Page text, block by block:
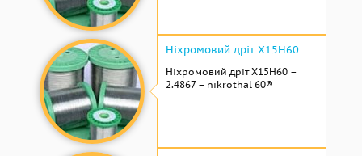
Ніхромовий дріт Х15Н60
Ніхромовий дріт Х15Н60 –
2.4867 – nikrothal 60®